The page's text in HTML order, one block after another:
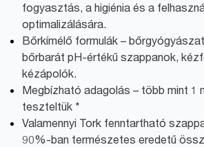
fogyasztás, a higiénia és a
optimalizálására.
Bőrkímélő formulák –
bőrbarát pH-értékű szappanok,
kézápolók.
Megbízható adagolás – több mint 1
teszteltük *
Valamennyi Tork fenntartható
90%-ban természetes eredetű